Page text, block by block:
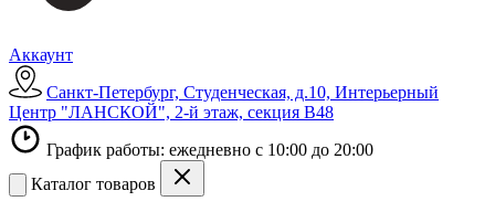
Аккаунт
Санкт-Петербург, Студенческая, д.10, Интерьерный
Центр "ЛАНСКОЙ", 2-й этаж, секция В48
График работы: ежедневно с 10:00 до 20:00
Каталог товаров